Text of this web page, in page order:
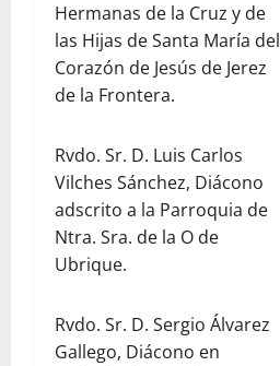
Hermanas de la Cruz y de
las Hijas de Santa María del
Corazón de Jesús de Jerez
de la Frontera.
Rvdo. Sr. D. Luis Carlos
Vilches Sánchez, Diácono
adscrito a la Parroquia de
Ntra. Sra. de la O de
Ubrique.
Rvdo. Sr. D. Sergio Álvarez
Gallego, Diácono en